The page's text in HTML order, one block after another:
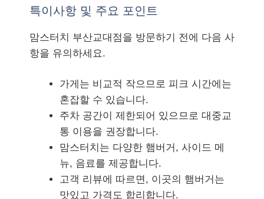
특이사항 및 주요 포인트
맘스터치 부산교대점을 방문하기 전에 다음 사
항을 유의하세요.
가게는 비교적 작으므로 피크 시간에는
혼잡할 수 있습니다.
주차 공간이 제한되어 있으므로 대중교
통 이용을 권장합니다.
맘스터치는 다양한 햄버거, 사이드 메
뉴, 음료를 제공합니다.
고객 리뷰에 따르면, 이곳의 햄버거는
맛있고 가격도 합리합니다.